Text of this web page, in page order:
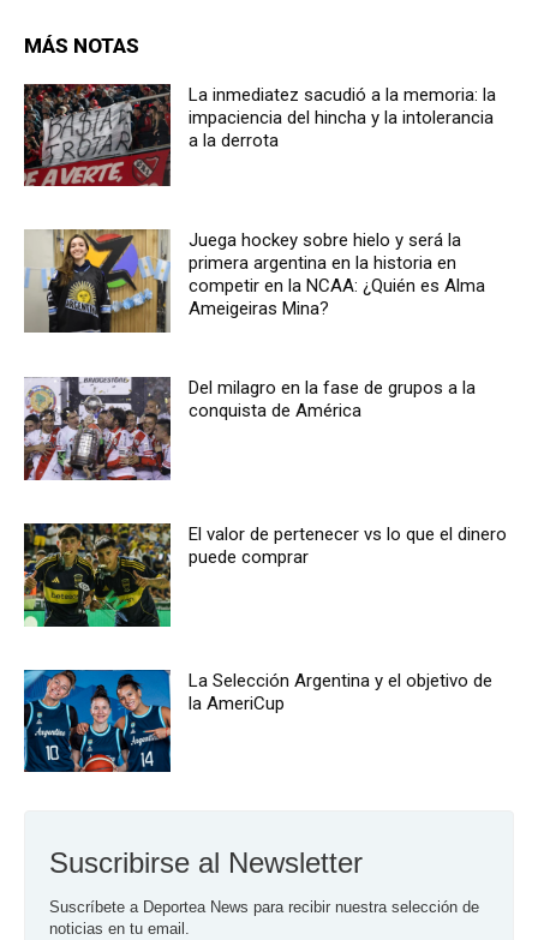
MÁS NOTAS
La inmediatez sacudió a la memoria: la
impaciencia del hincha y la intolerancia
a la derrota
Juega hockey sobre hielo y será la
primera argentina en la historia en
competir en la NCAA: ¿Quién es Alma
Ameigeiras Mina?
Del milagro en la fase de grupos a la
conquista de América
El valor de pertenecer vs lo que el dinero
puede comprar
La Selección Argentina y el objetivo de
la AmeriCup
Suscribirse al Newsletter
Suscríbete a Deportea News para recibir nuestra selección de
noticias en tu email.